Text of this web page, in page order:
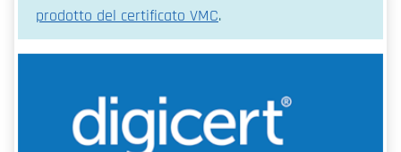
prodotto del certificato VMC.